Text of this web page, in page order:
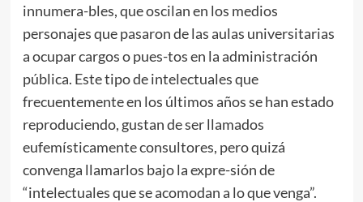
innumera-bles, que oscilan en los medios
personajes que pasaron de las aulas universitarias
a ocupar cargos o pues-tos en la administración
pública. Este tipo de intelectuales que
frecuentemente en los últimos años se han estado
reproduciendo, gustan de ser llamados
eufemísticamente consultores, pero quizá
convenga llamarlos bajo la expre-sión de
“intelectuales que se acomodan a lo que venga”.